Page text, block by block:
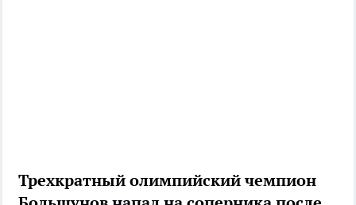
Трехкратный олимпийский чемпион